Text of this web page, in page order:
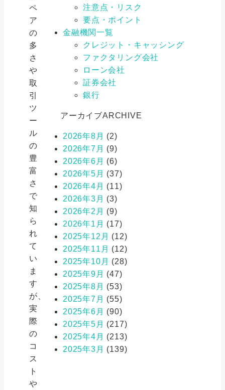
ペ
ア
の
多
さ
や
取
引
ツ
ー
ル
の
豊
富
さ
で
知
ら
れ
て
い
ま
す
が、
実
際
の
コ
ス
ト
や
注意点・リスク
要点・ポイント
金融機関一覧
クレジット・キャッシング
ファクタリング会社
ローン会社
証券会社
銀行
アーカイブARCHIVE
2026年8月 (2)
2026年7月 (9)
2026年6月 (6)
2026年5月 (37)
2026年4月 (11)
2026年3月 (3)
2026年2月 (9)
2026年1月 (17)
2025年12月 (12)
2025年11月 (12)
2025年10月 (28)
2025年9月 (47)
2025年8月 (53)
2025年7月 (55)
2025年6月 (90)
2025年5月 (217)
2025年4月 (213)
2025年3月 (139)